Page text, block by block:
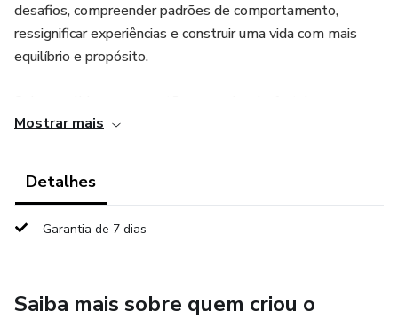
desafios, compreender padrões de comportamento,
ressignificar experiências e construir uma vida com mais
equilíbrio e propósito.
autoestima, melhorar relacionamentos ou buscar
transformar sua vida e alcançar seu bem-estar.
Permita-se viver com mais clareza, confiança e amor-
Mostrar mais
Detalhes
Garantia de 7 dias
Saiba mais sobre quem criou o